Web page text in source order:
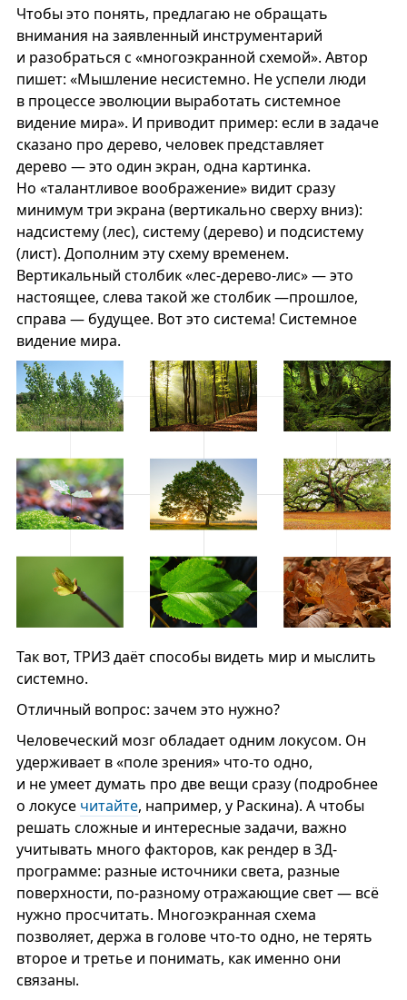
Чтобы это понять, предлагаю не обращать
внимания на заявленный инструментарий
и разобраться с «многоэкранной схемой». Автор
пишет: «Мышление несистемно. Не успели люди
в процессе эволюции выработать системное
видение мира». И приводит пример: если в задаче
сказано про дерево, человек представляет
дерево — это один экран, одна картинка.
Но «талантливое воображение» видит сразу
минимум три экрана (вертикально сверху вниз):
надсистему (лес), систему (дерево) и подсистему
(лист). Дополним эту схему временем.
Вертикальный столбик «лес-дерево-лис» — это
настоящее, слева такой же столбик —прошлое,
справа — будущее. Вот это система! Системное
видение мира.
Так вот, ТРИЗ даёт способы видеть мир и мыслить
системно.
Отличный вопрос: зачем это нужно?
Человеческий мозг обладает одним локусом. Он
удерживает в «поле зрения» что-то одно,
и не умеет думать про две вещи сразу (подробнее
о локусе читайте, например, у Раскина). А чтобы
решать сложные и интересные задачи, важно
учитывать много факторов, как рендер в 3Д-
программе: разные источники света, разные
поверхности, по-разному отражающие свет — всё
нужно просчитать. Многоэкранная схема
позволяет, держа в голове что-то одно, не терять
второе и третье и понимать, как именно они
связаны.